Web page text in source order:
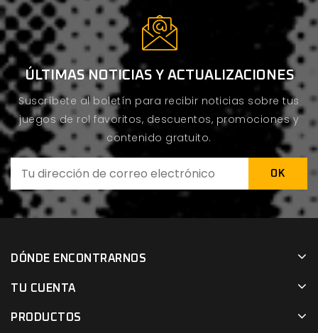
ÚLTIMAS NOTICIAS Y ACTUALIZACIONES
Suscríbete al boletín para recibir noticias sobre tus
juegos de rol favoritos, descuentos, promociones y
contenido gratuito.
DÓNDE ENCONTRARNOS
TU CUENTA
PRODUCTOS